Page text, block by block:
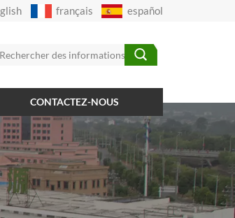
français español
CONTACTEZ-NOUS